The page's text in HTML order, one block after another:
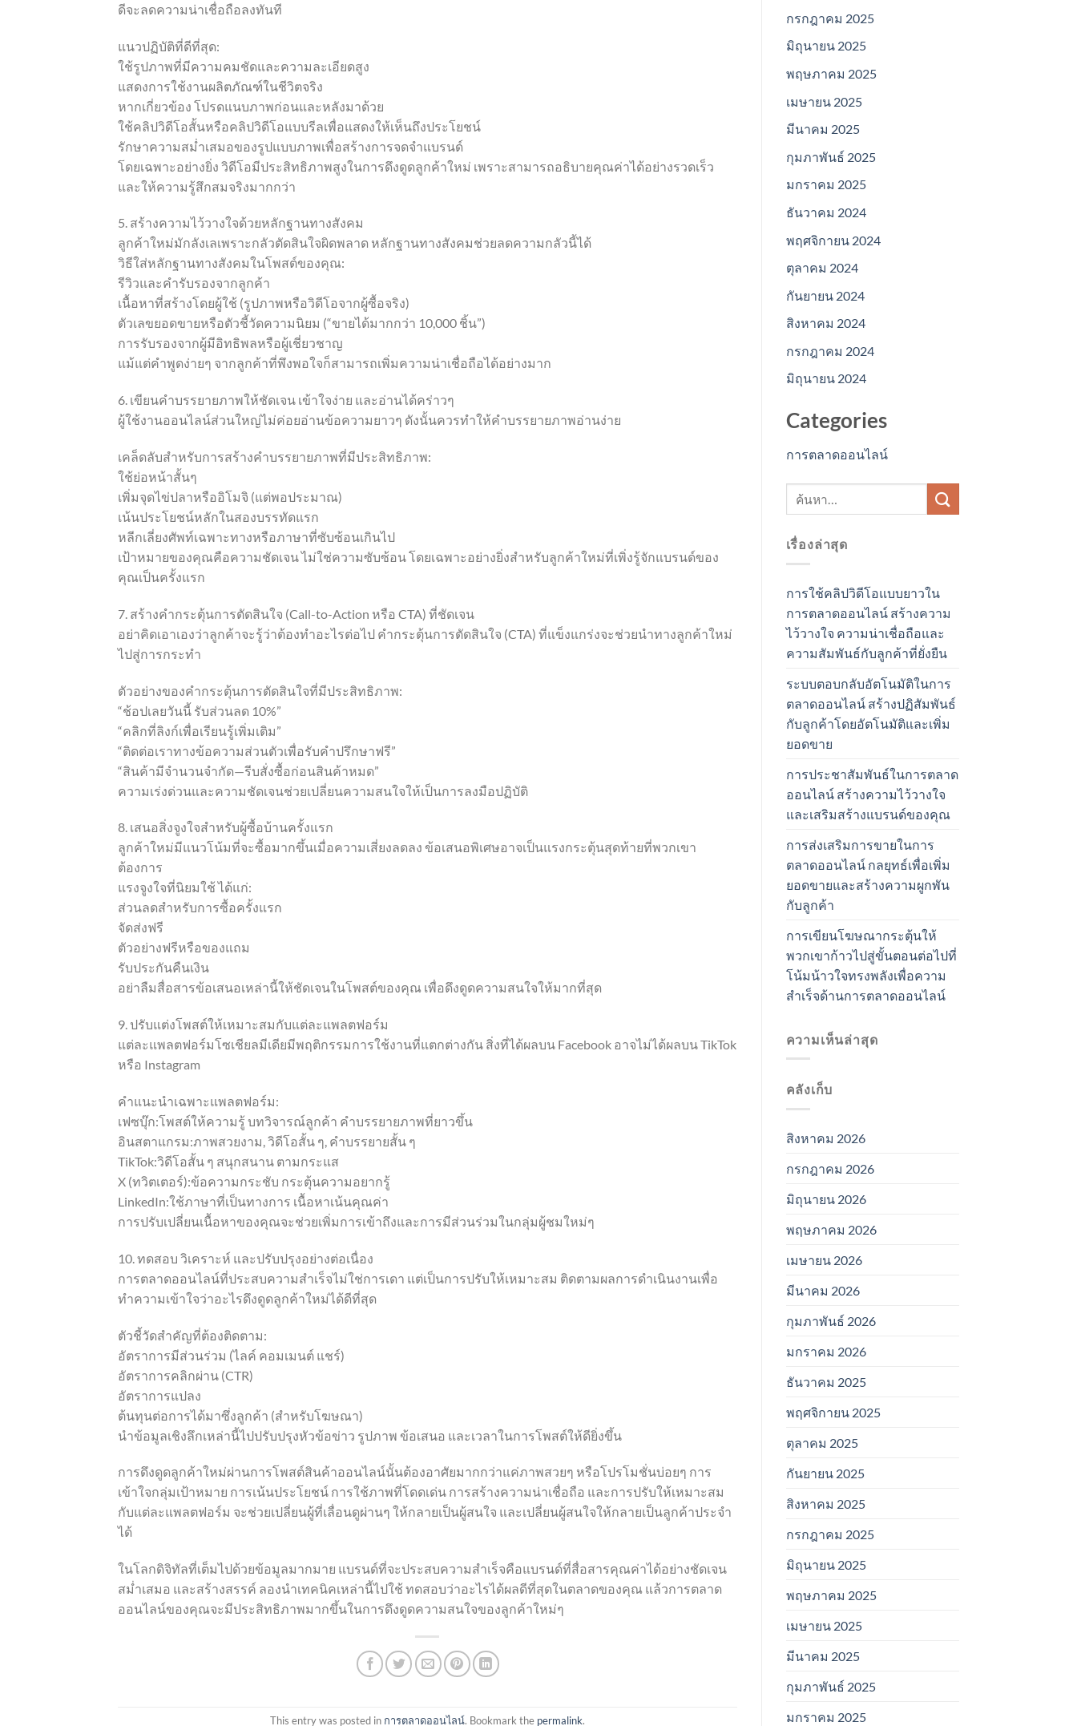
ดีจะลดความน่าเชื่อถือลงทันที
แนวปฏิบัติที่ดีที่สุด:
ใช้รูปภาพที่มีความคมชัดและความละเอียดสูง
แสดงการใช้งานผลิตภัณฑ์ในชีวิตจริง
หากเกี่ยวข้อง โปรดแนบภาพก่อนและหลังมาด้วย
ใช้คลิปวิดีโอสั้นหรือคลิปวิดีโอแบบรีลเพื่อแสดงให้เห็นถึงประโยชน์
รักษาความสม่ำเสมอของรูปแบบภาพเพื่อสร้างการจดจำแบรนด์
โดยเฉพาะอย่างยิ่ง วิดีโอมีประสิทธิภาพสูงในการดึงดูดลูกค้าใหม่ เพราะสามารถอธิบายคุณค่าได้อย่างรวดเร็ว
และให้ความรู้สึกสมจริงมากกว่า
5. สร้างความไว้วางใจด้วยหลักฐานทางสังคม
ลูกค้าใหม่มักลังเลเพราะกลัวตัดสินใจผิดพลาด หลักฐานทางสังคมช่วยลดความกลัวนี้ได้
วิธีใส่หลักฐานทางสังคมในโพสต์ของคุณ:
รีวิวและคำรับรองจากลูกค้า
เนื้อหาที่สร้างโดยผู้ใช้ (รูปภาพหรือวิดีโอจากผู้ซื้อจริง)
ตัวเลขยอดขายหรือตัวชี้วัดความนิยม (“ขายได้มากกว่า 10,000 ชิ้น”)
การรับรองจากผู้มีอิทธิพลหรือผู้เชี่ยวชาญ
แม้แต่คำพูดง่ายๆ จากลูกค้าที่พึงพอใจก็สามารถเพิ่มความน่าเชื่อถือได้อย่างมาก
6. เขียนคำบรรยายภาพให้ชัดเจน เข้าใจง่าย และอ่านได้คร่าวๆ
ผู้ใช้งานออนไลน์ส่วนใหญ่ไม่ค่อยอ่านข้อความยาวๆ ดังนั้นควรทำให้คำบรรยายภาพอ่านง่าย
เคล็ดลับสำหรับการสร้างคำบรรยายภาพที่มีประสิทธิภาพ:
ใช้ย่อหน้าสั้นๆ
เพิ่มจุดไข่ปลาหรืออิโมจิ (แต่พอประมาณ)
เน้นประโยชน์หลักในสองบรรทัดแรก
หลีกเลี่ยงศัพท์เฉพาะทางหรือภาษาที่ซับซ้อนเกินไป
เป้าหมายของคุณคือความชัดเจน ไม่ใช่ความซับซ้อน โดยเฉพาะอย่างยิ่งสำหรับลูกค้าใหม่ที่เพิ่งรู้จักแบรนด์ของ
คุณเป็นครั้งแรก
7. สร้างคำกระตุ้นการตัดสินใจ (Call-to-Action หรือ CTA) ที่ชัดเจน
อย่าคิดเอาเองว่าลูกค้าจะรู้ว่าต้องทำอะไรต่อไป คำกระตุ้นการตัดสินใจ (CTA) ที่แข็งแกร่งจะช่วยนำทางลูกค้าใหม่
ไปสู่การกระทำ
ตัวอย่างของคำกระตุ้นการตัดสินใจที่มีประสิทธิภาพ:
“ช้อปเลยวันนี้ รับส่วนลด 10%”
“คลิกที่ลิงก์เพื่อเรียนรู้เพิ่มเติม”
“ติดต่อเราทางข้อความส่วนตัวเพื่อรับคำปรึกษาฟรี”
“สินค้ามีจำนวนจำกัด—รีบสั่งซื้อก่อนสินค้าหมด”
ความเร่งด่วนและความชัดเจนช่วยเปลี่ยนความสนใจให้เป็นการลงมือปฏิบัติ
8. เสนอสิ่งจูงใจสำหรับผู้ซื้อบ้านครั้งแรก
ลูกค้าใหม่มีแนวโน้มที่จะซื้อมากขึ้นเมื่อความเสี่ยงลดลง ข้อเสนอพิเศษอาจเป็นแรงกระตุ้นสุดท้ายที่พวกเขา
ต้องการ
แรงจูงใจที่นิยมใช้ ได้แก่:
ส่วนลดสำหรับการซื้อครั้งแรก
จัดส่งฟรี
ตัวอย่างฟรีหรือของแถม
รับประกันคืนเงิน
อย่าลืมสื่อสารข้อเสนอเหล่านี้ให้ชัดเจนในโพสต์ของคุณ เพื่อดึงดูดความสนใจให้มากที่สุด
9. ปรับแต่งโพสต์ให้เหมาะสมกับแต่ละแพลตฟอร์ม
แต่ละแพลตฟอร์มโซเชียลมีเดียมีพฤติกรรมการใช้งานที่แตกต่างกัน สิ่งที่ได้ผลบน Facebook อาจไม่ได้ผลบน TikTok
หรือ Instagram
คำแนะนำเฉพาะแพลตฟอร์ม:
เฟซบุ๊ก:โพสต์ให้ความรู้ บทวิจารณ์ลูกค้า คำบรรยายภาพที่ยาวขึ้น
อินสตาแกรม:ภาพสวยงาม, วิดีโอสั้น ๆ, คำบรรยายสั้น ๆ
TikTok:วิดีโอสั้น ๆ สนุกสนาน ตามกระแส
X (ทวิตเตอร์):ข้อความกระชับ กระตุ้นความอยากรู้
LinkedIn:ใช้ภาษาที่เป็นทางการ เนื้อหาเน้นคุณค่า
การปรับเปลี่ยนเนื้อหาของคุณจะช่วยเพิ่มการเข้าถึงและการมีส่วนร่วมในกลุ่มผู้ชมใหม่ๆ
10. ทดสอบ วิเคราะห์ และปรับปรุงอย่างต่อเนื่อง
การตลาดออนไลน์ที่ประสบความสำเร็จไม่ใช่การเดา แต่เป็นการปรับให้เหมาะสม ติดตามผลการดำเนินงานเพื่อ
ทำความเข้าใจว่าอะไรดึงดูดลูกค้าใหม่ได้ดีที่สุด
ตัวชี้วัดสำคัญที่ต้องติดตาม:
อัตราการมีส่วนร่วม (ไลค์ คอมเมนต์ แชร์)
อัตราการคลิกผ่าน (CTR)
อัตราการแปลง
ต้นทุนต่อการได้มาซึ่งลูกค้า (สำหรับโฆษณา)
นำข้อมูลเชิงลึกเหล่านี้ไปปรับปรุงหัวข้อข่าว รูปภาพ ข้อเสนอ และเวลาในการโพสต์ให้ดียิ่งขึ้น
การดึงดูดลูกค้าใหม่ผ่านการโพสต์สินค้าออนไลน์นั้นต้องอาศัยมากกว่าแค่ภาพสวยๆ หรือโปรโมชั่นบ่อยๆ การ
เข้าใจกลุ่มเป้าหมาย การเน้นประโยชน์ การใช้ภาพที่โดดเด่น การสร้างความน่าเชื่อถือ และการปรับให้เหมาะสม
กับแต่ละแพลตฟอร์ม จะช่วยเปลี่ยนผู้ที่เลื่อนดูผ่านๆ ให้กลายเป็นผู้สนใจ และเปลี่ยนผู้สนใจให้กลายเป็นลูกค้าประจำ
ได้
ในโลกดิจิทัลที่เต็มไปด้วยข้อมูลมากมาย แบรนด์ที่จะประสบความสำเร็จคือแบรนด์ที่สื่อสารคุณค่าได้อย่างชัดเจน
สม่ำเสมอ และสร้างสรรค์ ลองนำเทคนิคเหล่านี้ไปใช้ ทดสอบว่าอะไรได้ผลดีที่สุดในตลาดของคุณ แล้วการตลาด
ออนไลน์ของคุณจะมีประสิทธิภาพมากขึ้นในการดึงดูดความสนใจของลูกค้าใหม่ๆ
This entry was posted in การตลาดออนไลน์. Bookmark the permalink.
กรกฎาคม 2025
มิถุนายน 2025
พฤษภาคม 2025
เมษายน 2025
มีนาคม 2025
กุมภาพันธ์ 2025
มกราคม 2025
ธันวาคม 2024
พฤศจิกายน 2024
ตุลาคม 2024
กันยายน 2024
สิงหาคม 2024
กรกฎาคม 2024
มิถุนายน 2024
Categories
การตลาดออนไลน์
เรื่องล่าสุด
การใช้คลิปวิดีโอแบบยาวใน
การตลาดออนไลน์ สร้างความ
ไว้วางใจ ความน่าเชื่อถือและ
ความสัมพันธ์กับลูกค้าที่ยั่งยืน
ระบบตอบกลับอัตโนมัติในการ
ตลาดออนไลน์ สร้างปฏิสัมพันธ์
กับลูกค้าโดยอัตโนมัติและเพิ่ม
ยอดขาย
การประชาสัมพันธ์ในการตลาด
ออนไลน์ สร้างความไว้วางใจ
และเสริมสร้างแบรนด์ของคุณ
การส่งเสริมการขายในการ
ตลาดออนไลน์ กลยุทธ์เพื่อเพิ่ม
ยอดขายและสร้างความผูกพัน
กับลูกค้า
การเขียนโฆษณากระตุ้นให้
พวกเขาก้าวไปสู่ขั้นตอนต่อไปที่
โน้มน้าวใจทรงพลังเพื่อความ
สำเร็จด้านการตลาดออนไลน์
ความเห็นล่าสุด
คลังเก็บ
สิงหาคม 2026
กรกฎาคม 2026
มิถุนายน 2026
พฤษภาคม 2026
เมษายน 2026
มีนาคม 2026
กุมภาพันธ์ 2026
มกราคม 2026
ธันวาคม 2025
พฤศจิกายน 2025
ตุลาคม 2025
กันยายน 2025
สิงหาคม 2025
กรกฎาคม 2025
มิถุนายน 2025
พฤษภาคม 2025
เมษายน 2025
มีนาคม 2025
กุมภาพันธ์ 2025
มกราคม 2025